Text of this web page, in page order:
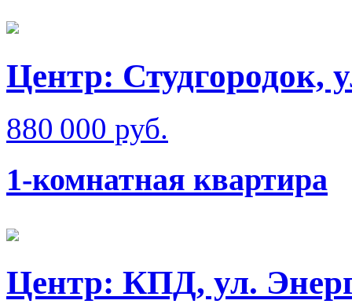
Центр: Студгородок,
880 000 руб.
1-комнатная квартира
Центр: КПД, ул.